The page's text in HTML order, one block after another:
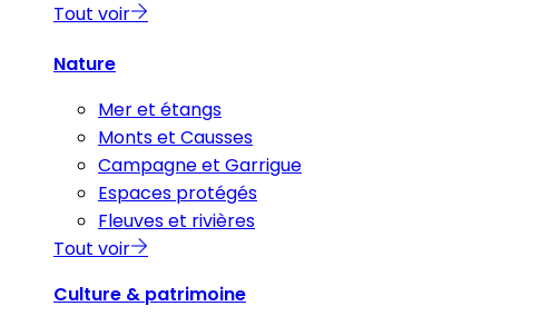
Tout voir
Nature
Mer et étangs
Monts et Causses
Campagne et Garrigue
Espaces protégés
Fleuves et rivières
Tout voir
Culture & patrimoine